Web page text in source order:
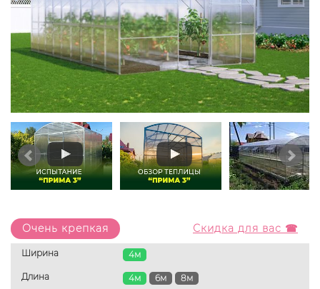
Очень крепкая Скидка для вас ☎
Ширина 4м
Длина 8м
6м
4м